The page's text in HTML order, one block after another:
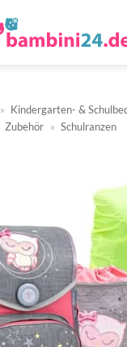
» Kindergarten- &
Zubehör » Schulranzen